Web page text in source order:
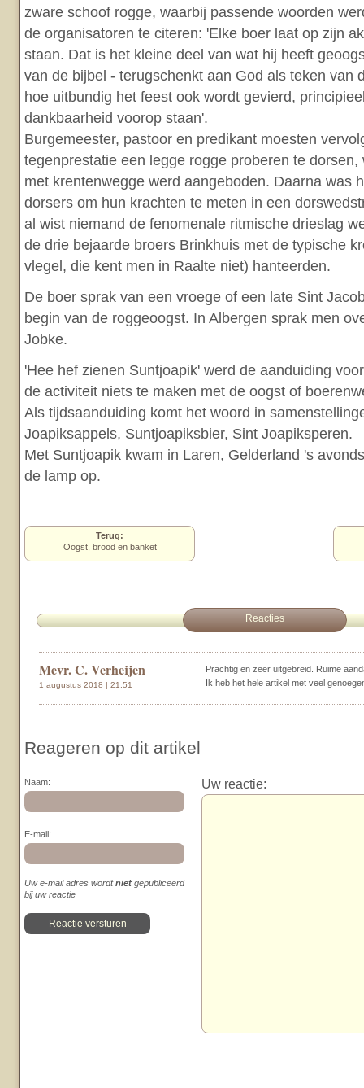
zware schoof rogge, waarbij passende woorden
de organisatoren te citeren: 'Elke boer laat op zijn
staan. Dat is het kleine deel van wat hij heeft
van de bijbel - terugschenkt aan God als teken van
hoe uitbundig het feest ook wordt gevierd,
dankbaarheid voorop staan'.
Burgemeester, pastoor en predikant moesten
tegenprestatie een legge rogge proberen te dorsen,
met krentenwegge werd aangeboden. Daarna was
dorsers om hun krachten te meten in een
al wist niemand de fenomenale ritmische drieslag
de drie bejaarde broers Brinkhuis met de typische
vlegel, die kent men in Raalte niet) hanteerden.
De boer sprak van een vroege of een late Sint
begin van de roggeoogst. In Albergen sprak men
Jobke.
'Hee hef zienen Suntjoapik' werd de aanduiding
de activiteit niets te maken met de oogst of
Als tijdsaanduiding komt het woord in
Joapiksappels, Suntjoapiksbier, Sint Joapiksperen.
Met Suntjoapik kwam in Laren, Gelderland 's
de lamp op.
Terug:
Oogst, brood en banket
Reacties
Mevr. C. Verheijen
1 augustus 2018 | 21:51
Prachtig en zeer uitgebreid. Ruime
Ik heb het hele artikel met veel
Reageren op dit artikel
Naam:
E-mail:
Uw e-mail adres wordtniet gepubliceerd
bij uw reactie
Uw reactie: